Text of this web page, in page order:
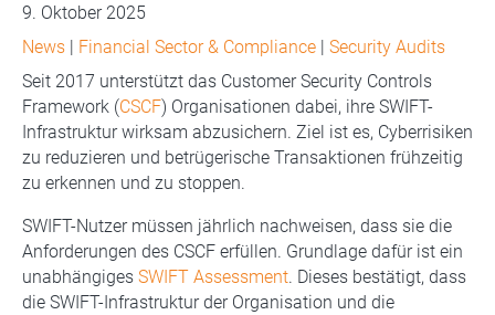
9. Oktober 2025
News | Financial Sector & Compliance | Security Audits
Seit 2017 unterstützt das Customer Security Controls
Framework (CSCF) Organisationen dabei, ihre SWIFT-
Infrastruktur wirksam abzusichern. Ziel ist es, Cyberrisiken
zu reduzieren und betrügerische Transaktionen frühzeitig
zu erkennen und zu stoppen.
SWIFT-Nutzer müssen jährlich nachweisen, dass sie die
Anforderungen des CSCF erfüllen. Grundlage dafür ist ein
unabhängiges SWIFT Assessment. Dieses bestätigt, dass
die SWIFT-Infrastruktur der Organisation und die